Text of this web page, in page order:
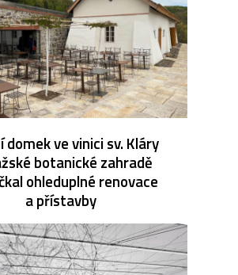
domek ve vinici sv. Kláry
botanické zahradě
ohleduplné renovace
a přístavby